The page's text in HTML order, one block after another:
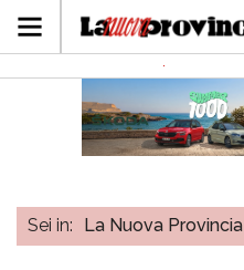
Sei in: La Nuova Provincia